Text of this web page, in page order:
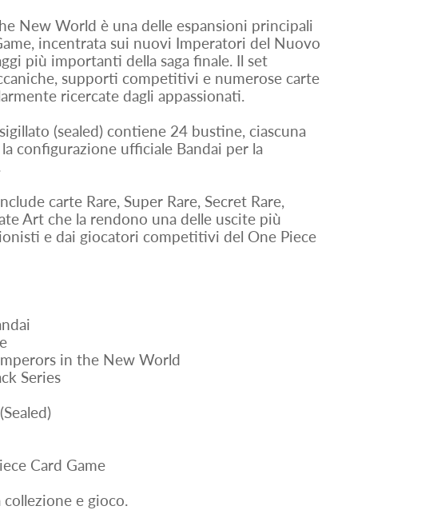
New World è una delle espansioni principali
incentrata sui nuovi Imperatori del Nuovo
più importanti della saga finale. Il set
supporti competitivi e numerose carte
ricercate dagli appassionati.
(sealed) contiene 24 bustine, ciascuna
configurazione ufficiale Bandai per la
carte Rare, Super Rare, Secret Rare,
Art che la rendono una delle uscite più
e dai giocatori competitivi del One Piece
in the New World
Series
Card Game
e gioco.